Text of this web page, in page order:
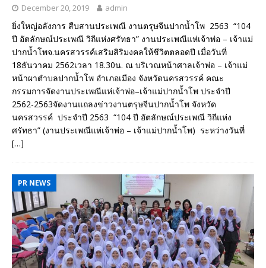
December 20, 2019 admin
ยิ่งใหญ่อลังการ สืบสานประเพณี งานตรุษจีนปากน้ำโพ 2563 “104
ปี อัตลักษณ์ประเพณี วิถีแห่งศรัทธา” งานประเพณีแห่เจ้าพ่อ – เจ้าแม่
ปากน้ำโพจ.นครสวรรค์เสริมสิริมงคลให้ชีวิตตลอดปี เมื่อวันที่
18ธันวาคม 2562เวลา 18.30น. ณ บริเวณหน้าศาลเจ้าพ่อ – เจ้าแม่
หน้าผาตำบลปากน้ำโพ อำเภอเมือง จังหวัดนครสวรรค์ คณะ
กรรมการจัดงานประเพณีแห่เจ้าพ่อ–เจ้าแม่ปากน้ำโพ ประจำปี
2562-2563จัดงานแถลงข่าวงานตรุษจีนปากน้ำโพ จังหวัด
นครสวรรค์ ประจำปี 2563 “104 ปี อัตลักษณ์ประเพณี วิถีแห่ง
ศรัทธา” (งานประเพณีแห่เจ้าพ่อ – เจ้าแม่ปากน้ำโพ) ระหว่างวันที่
[…]
PR NEWS